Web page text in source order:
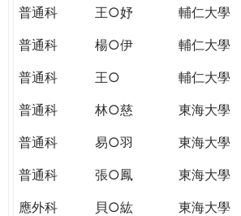
普通科
王○妤
輔仁大學
普通科
楊○伊
輔仁大學
普通科
王○
輔仁大學
普通科
林○慈
東海大學
普通科
易○羽
東海大學
普通科
張○鳳
東海大學
應外科
貝○紘
東海大學